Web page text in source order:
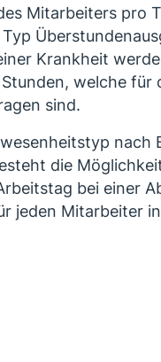
Mitarbeiters pro
Krankheit
welche für
sind.
nach
die
bei einer
jeden Mitarbeiter